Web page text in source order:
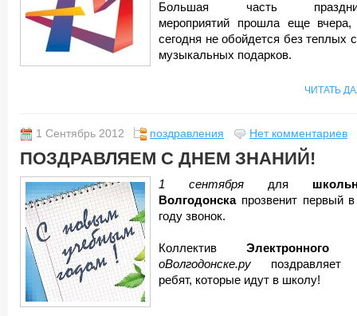
Большая часть
мероприятий прошла еще
сегодня не обойдется без теплых
музыкальных подарков.
ЧИТАТЬ
1 Сентябрь 2012 поздравления Нет комментариев
ПОЗДРАВЛЯЕМ С ДНЕМ ЗНАНИЙ!
1 сентября для
Волгодонскапрозвенит первый
году звонок.
Коллектив
оВолгодонске.ру поздравляет
ребят, которые идут в школу!